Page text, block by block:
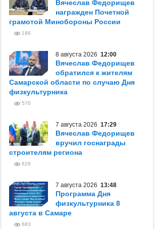
Вячеслав Федорищев
награжден Почетной
грамотой Минобороны России
186
8 августа 2026 12:00
Вячеслав Федорищев
обратился к жителям
Самарской области по случаю Дня
физкультурника
570
7 августа 2026 17:29
Вячеслав Федорищев
вручил госнаграды
строителям региона
828
7 августа 2026 13:48
Программа Дня
физкультурника 8
августа в Самаре
683